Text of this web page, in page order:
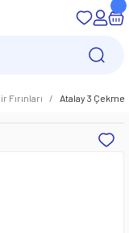
Fırınları Atalay 3